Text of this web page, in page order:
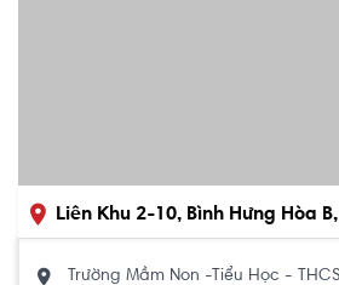
Liên Khu 2-10, Bình Hưng Hòa B,
Bình Tân, Hồ Chí Minh